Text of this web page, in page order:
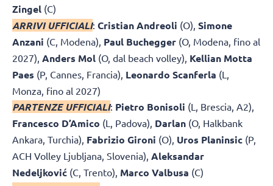
Zingel (C)
ARRIVI UFFICIALI: Cristian Andreoli (O), Simone
Anzani (C, Modena), Paul Buchegger (O, Modena, fino al
2027), Anders Mol (O, dal beach volley), Kellian Motta
Paes (P, Cannes, Francia), Leonardo Scanferla (L,
Monza, fino al 2027)
PARTENZE UFFICIALI: Pietro Bonisoli (L, Brescia, A2),
Francesco D’Amico (L, Padova), Darlan (O, Halkbank
Ankara, Turchia), Fabrizio Gironi (O), Uros Planinsic (P,
ACH Volley Ljubljana, Slovenia), Aleksandar
Nedeljković (C, Trento), Marco Valbusa (C)